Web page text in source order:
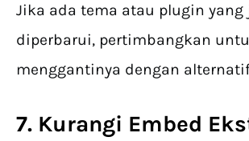
Jika ada tema atau plugin yang
diperbarui, pertimbangkan
menggantinya dengan
7. Kurangi Embed